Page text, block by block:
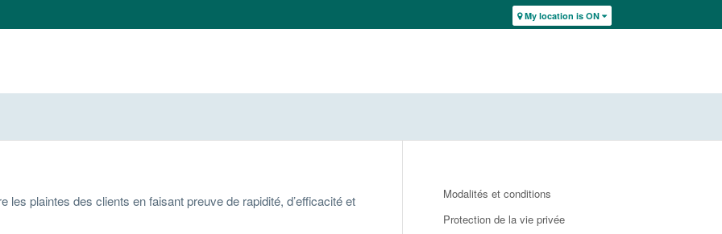
My location is ON
plaintes des clients en faisant preuve de rapidité, d’efficacité et
Modalités et conditions
Protection de la vie privée